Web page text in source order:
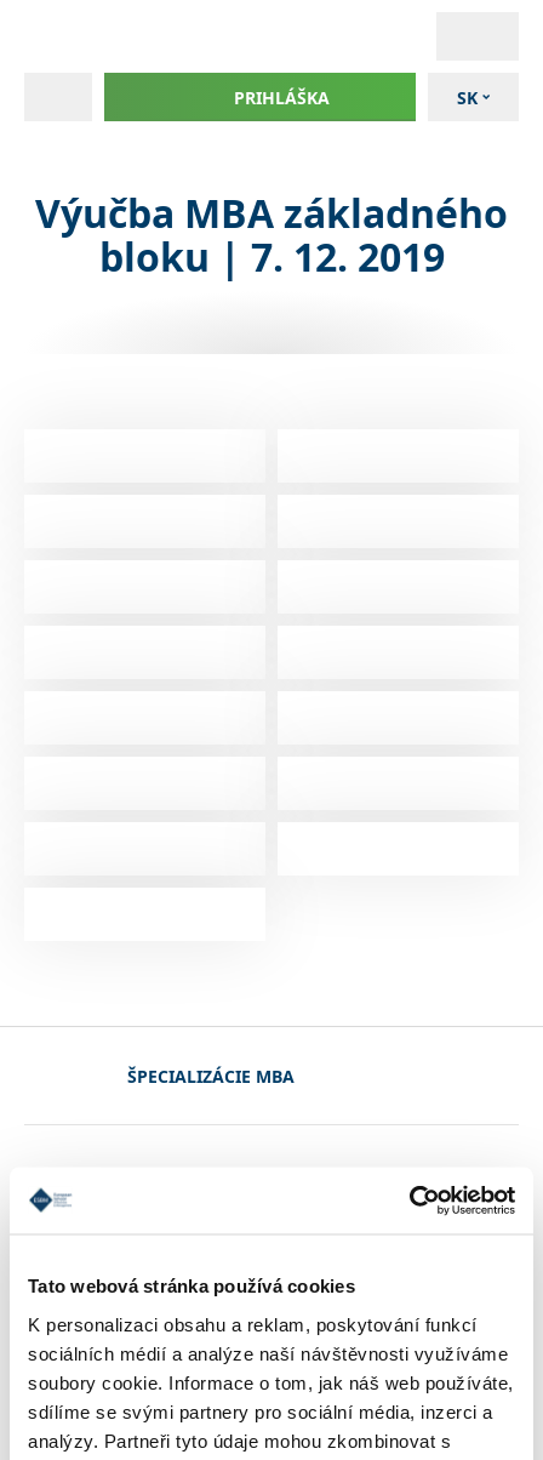
Tato webová stránka používá cookies
K personalizaci obsahu a reklam, poskytování funkcí
sociálních médií a analýze naší návštěvnosti využíváme
soubory cookie. Informace o tom, jak náš web používáte,
sdílíme se svými partnery pro sociální média, inzerci a
analýzy. Partneři tyto údaje mohou zkombinovat s
SK
PRIHLÁŠKA
Výučba MBA základného
bloku | 7. 12. 2019
ŠPECIALIZÁCIE MBA